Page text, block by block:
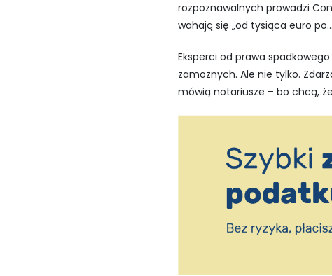
rozpoznawalnych prowadzi
wahają się „od tysiąca euro
Eksperci od prawa
zamożnych. Ale nie tylko.
mówią notariusze – bo chcą,